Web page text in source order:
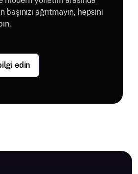
ağrıtmayın, hepsini
edin